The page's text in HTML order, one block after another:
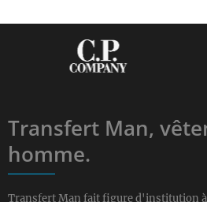
Transfert Man,
homme.
Transfert Man fait figure d'institution à